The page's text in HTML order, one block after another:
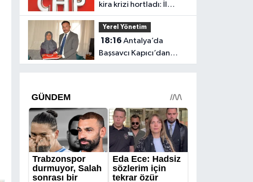
kira krizi hortladı: İl
Başkanlığı mahkemeye
gitti
Yerel Yönetim
18:16
Başsavcı Kapıcı’dan
şehit annesi Aysel